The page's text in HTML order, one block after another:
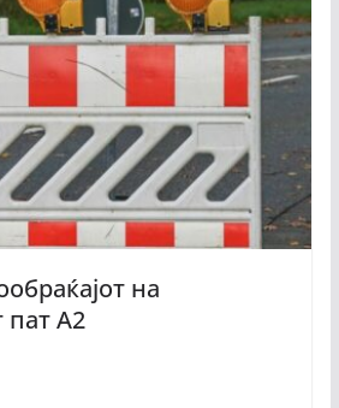
на
пат А2